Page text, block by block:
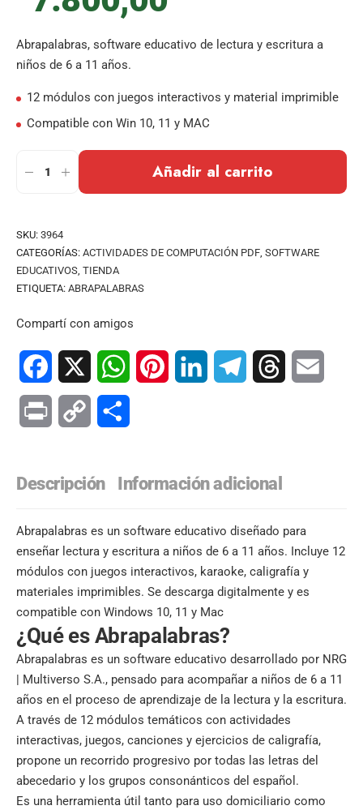
Abrapalabras, software educativo de lectura y escritura a
niños de 6 a 11 años.
12 módulos con juegos interactivos y material imprimible
Compatible con Win 10, 11 y MAC
Añadir al carrito
SKU: 3964
CATEGORÍAS: ACTIVIDADES DE COMPUTACIÓN PDF, SOFTWARE
EDUCATIVOS, TIENDA
ETIQUETA: ABRAPALABRAS
Compartí con amigos
Facebook WhatsAppPinterest LinkedIn TelegramThreads
Print Copy
Descripción Información adicional
Abrapalabras es un software educativo diseñado para
enseñar lectura y escritura a niños de 6 a 11 años. Incluye 12
módulos con juegos interactivos, karaoke, caligrafía y
materiales imprimibles. Se descarga digitalmente y es
compatible con Windows 10, 11 y Mac
¿Qué es Abrapalabras?
Abrapalabras es un software educativo desarrollado por NRG
| Multiverso S.A., pensado para acompañar a niños de 6 a 11
años en el proceso de aprendizaje de la lectura y la escritura.
A través de 12 módulos temáticos con actividades
interactivas, juegos, canciones y ejercicios de caligrafía,
propone un recorrido progresivo por todas las letras del
abecedario y los grupos consonánticos del español.
Es una herramienta útil tanto para uso domiciliario como